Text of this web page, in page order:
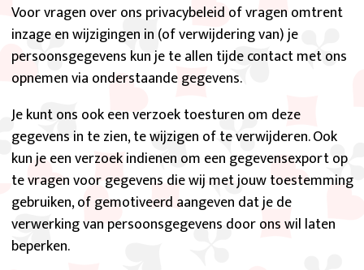
Voor vragen over ons privacybeleid of vragen omtrent
inzage en wijzigingen in (of verwijdering van) je
persoonsgegevens kun je te allen tijde contact met ons
opnemen via onderstaande gegevens.
Je kunt ons ook een verzoek toesturen om deze
gegevens in te zien, te wijzigen of te verwijderen. Ook
kun je een verzoek indienen om een gegevensexport op
te vragen voor gegevens die wij met jouw toestemming
gebruiken, of gemotiveerd aangeven dat je de
verwerking van persoonsgegevens door ons wil laten
beperken.